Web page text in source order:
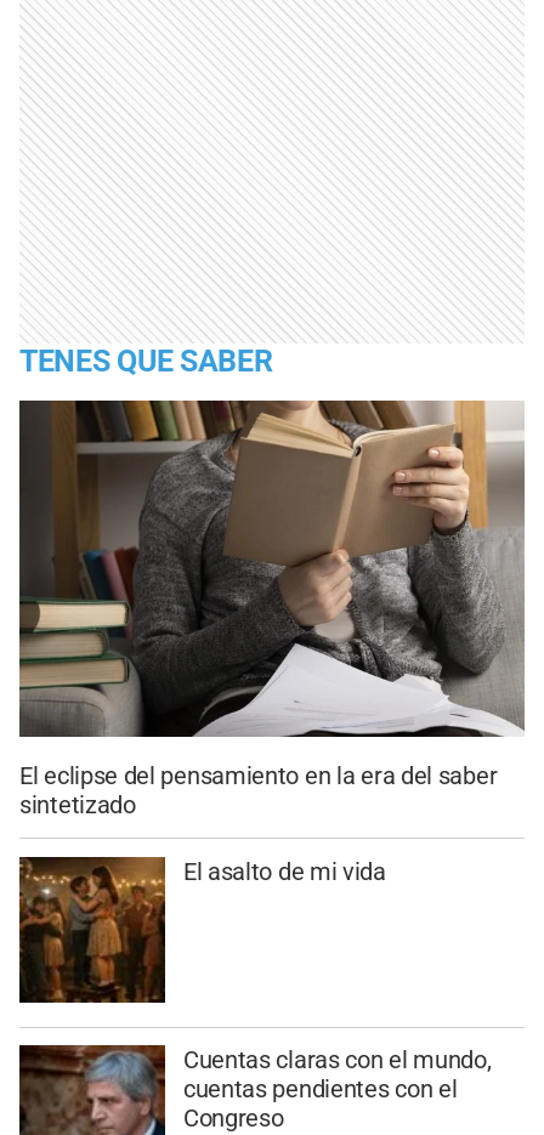
TENES QUE SABER
El eclipse del pensamiento en la era del saber
sintetizado
El asalto de mi vida
Cuentas claras con el mundo,
cuentas pendientes con el
Congreso